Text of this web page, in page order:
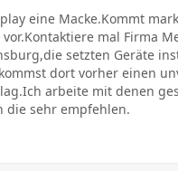
eine Macke.Kommt
mal Firma
setzten Geräte
dort vorher einen
arbeite mit denen
die sehr empfehlen.